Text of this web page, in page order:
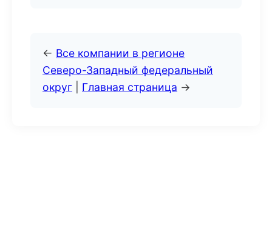
← Все компании в регионе
Северо-Западный федеральный
округ
Главная страница →